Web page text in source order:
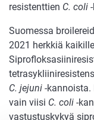
resistenttien C. coli
Suomessa
2021 herkkiä
C. jejuni -kannoista.
vain viisi C. coli -
vastustuskykyä